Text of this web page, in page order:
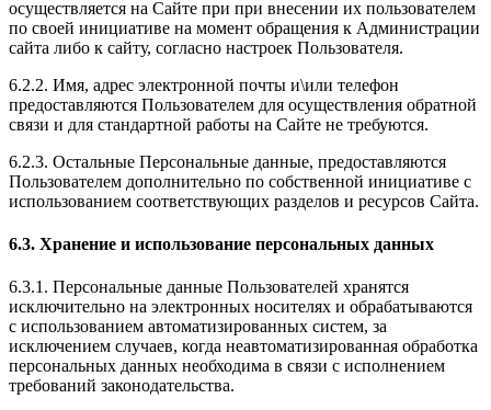
осуществляется на Сайте при при внесении их пользователем
по своей инициативе на момент обращения к Администрации
сайта либо к сайту, согласно настроек Пользователя.
6.2.2. Имя, адрес электронной почты и\или телефон
предоставляются Пользователем для осуществления обратной
связи и для стандартной работы на Сайте не требуются.
6.2.3. Остальные Персональные данные, предоставляются
Пользователем дополнительно по собственной инициативе с
использованием соответствующих разделов и ресурсов Сайта.
6.3. Хранение и использование персональных данных
6.3.1. Персональные данные Пользователей хранятся
исключительно на электронных носителях и обрабатываются
с использованием автоматизированных систем, за
исключением случаев, когда неавтоматизированная обработка
персональных данных необходима в связи с исполнением
требований законодательства.